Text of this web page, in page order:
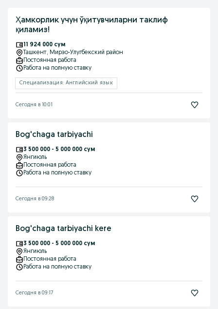
Ҳамкорлик учун ўқитувчиларни таклиф
қиламиз!
11 924 000 сум
Ташкент, Мирзо-Улугбекский район
Постоянная работа
Работа на полную ставку
Специализация: Английский язык
Сегодня в 10:01
Bog'chaga tarbiyachi
3 500 000 - 5 000 000 сум
Янгиюль
Постоянная работа
Работа на полную ставку
Сегодня в 09:28
Bog'chaga tarbiyachi kere
3 500 000 - 5 000 000 сум
Янгиюль
Постоянная работа
Работа на полную ставку
Сегодня в 09:17